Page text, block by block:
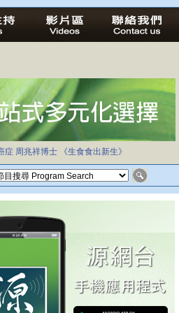
症 周兆祥博士 《生食食出新生》